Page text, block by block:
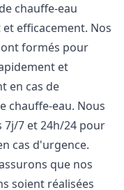
chauffe-eau
efficacement. Nos
formés pour
et
en cas de
chauffe-eau. Nous
7j/7 et 24h/24 pour
cas d'urgence.
que nos
soient réalisées